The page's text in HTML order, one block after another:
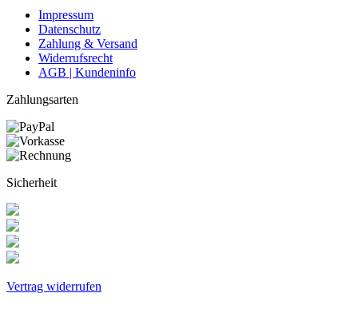
Impressum
Datenschutz
Zahlung & Versand
Widerrufsrecht
AGB | Kundeninfo
Zahlungsarten
Sicherheit
Vertrag widerrufen